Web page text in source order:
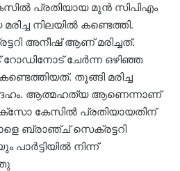
പ്രതിയായ മുന്‍ സിപിഎം
നിലയിൽ കണ്ടെത്തി.
അനീഷ് ആണ് മരിച്ചത്.
ചേർന്ന ഒഴിഞ്ഞ
തൂങ്ങി മരിച്ച
ആത്മഹത്യ ആണെന്നാണ്
കേസിൽ പ്രതിയായതിന്
ബ്രാഞ്ച് സെക്രട്ടറി
പാര്‍ട്ടിയില്‍ നിന്ന്